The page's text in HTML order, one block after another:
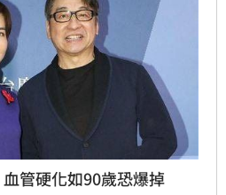
管硬化如90歲恐爆掉